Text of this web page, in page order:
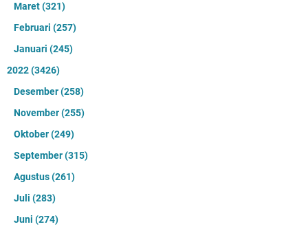
Maret(321)
Februari (257)
Januari (245)
2022(3426)
Desember(258)
November(255)
Oktober(249)
September(315)
Agustus(261)
Juli (283)
Juni (274)